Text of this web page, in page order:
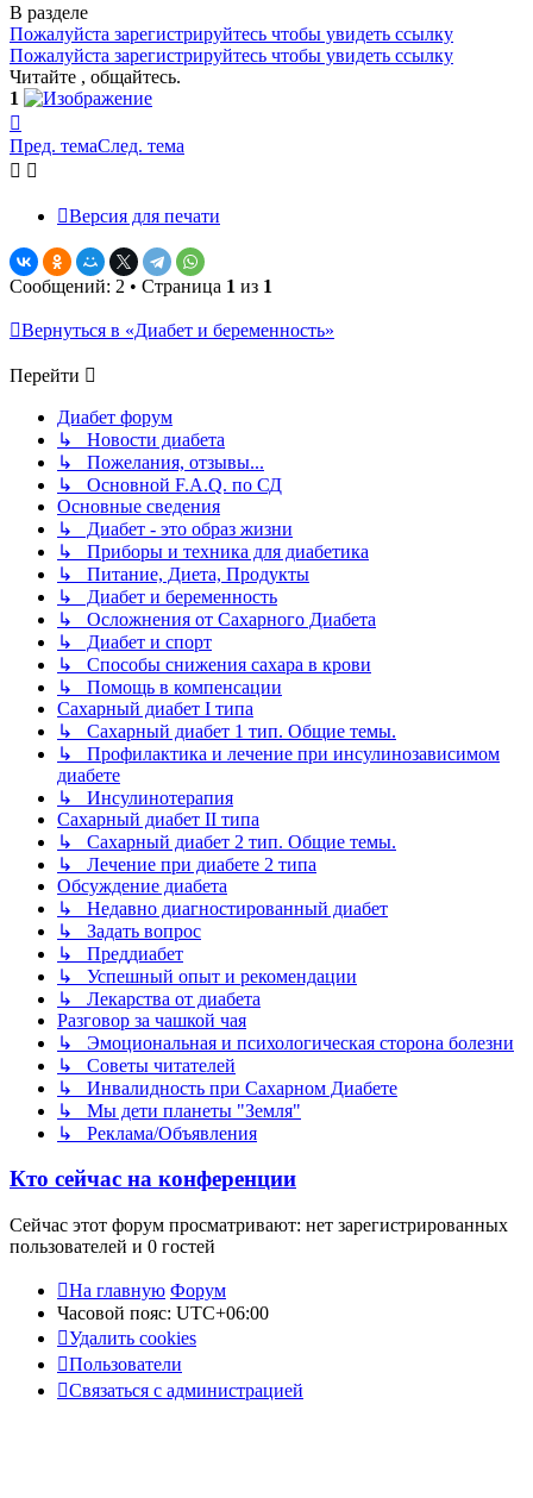
В разделе
Пожалуйста зарегистрируйтесь чтобы увидеть ссылку
Пожалуйста зарегистрируйтесь чтобы увидеть ссылку
Читайте , общайтесь.
1
к
началу
Пред. темаСлед. тема
Версия для печати
Сообщений: 2 • Страница 1 из 1
Вернуться в «Диабет и беременность»
Перейти
Диабет форум
↳ Новости диабета
↳ Пожелания, отзывы...
↳ Основной F.A.Q. по СД
Основные сведения
↳ Диабет - это образ жизни
↳ Приборы и техника для диабетика
↳ Питание, Диета, Продукты
↳ Диабет и беременность
↳ Осложнения от Сахарного Диабета
↳ Диабет и спорт
↳ Способы снижения сахара в крови
↳ Помощь в компенсации
Сахарный диабет I типа
↳ Сахарный диабет 1 тип. Общие темы.
↳ Профилактика и лечение при инсулинозависимом
диабете
↳ Инсулинотерапия
Сахарный диабет II типа
↳ Сахарный диабет 2 тип. Общие темы.
↳ Лечение при диабете 2 типа
Обсуждение диабета
↳ Недавно диагностированный диабет
↳ Задать вопрос
↳ Преддиабет
↳ Успешный опыт и рекомендации
↳ Лекарства от диабета
Разговор за чашкой чая
↳ Эмоциональная и психологическая сторона болезни
↳ Советы читателей
↳ Инвалидность при Сахарном Диабете
↳ Мы дети планеты "Земля"
↳ Реклама/Объявления
Кто сейчас на конференции
Сейчас этот форум просматривают: нет зарегистрированных
пользователей и 0 гостей
На главную Форум
Часовой пояс: UTC+06:00
Удалить cookies
Пользователи
Связаться с администрацией